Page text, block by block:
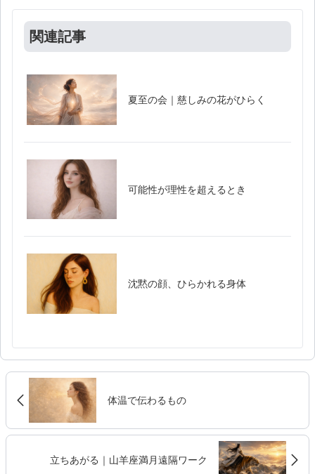
関連記事
夏至の会｜慈しみの花がひらく
可能性が理性を超えるとき
沈黙の顔、ひらかれる身体
体温で伝わるもの
立ちあがる｜山羊座満月遠隔ワーク